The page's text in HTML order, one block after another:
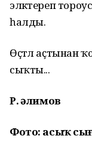
эләктереп
һалды.
Өҫтәл аҫтынан
сыҡты...
Р. Ғәлимов
Фото: асыҡ